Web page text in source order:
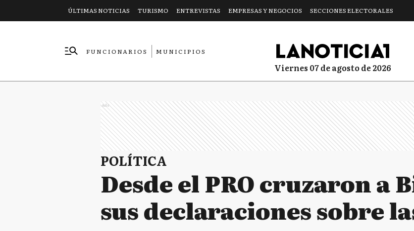
ÚLTIMAS NOTICIAS TURISMO ENTREVISTAS EMPRESAS Y NEGOCIOS SECCIONES ELECTORALES
FUNCIONARIOS
MUNICIPIOS
viernes 07 de agosto de 2026
Ads
POLÍTICA
Desde el PRO cruzaron a
sus declaraciones sobre